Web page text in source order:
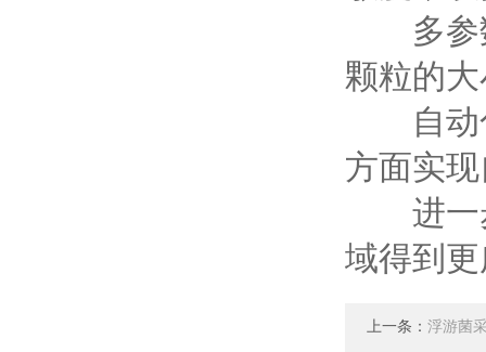
多参数
颗粒的
自动化
方面实
进一步
域得到
上一条： 浮游菌